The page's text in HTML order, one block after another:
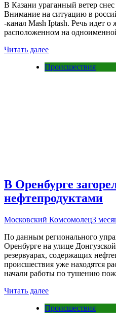
В Казани ураганный ветер
Внимание на ситуацию в
-канал Mash Iptash. Речь идет
расположенном на
Читать далее
Происшествия
В Оренбурге
нефтепродуктами
Московский Комсомолец3
По данным регионального
Оренбурге на улице
резервуарах, содержащих
происшествия уже находятся
начали работы по тушению
Читать далее
Происшествия